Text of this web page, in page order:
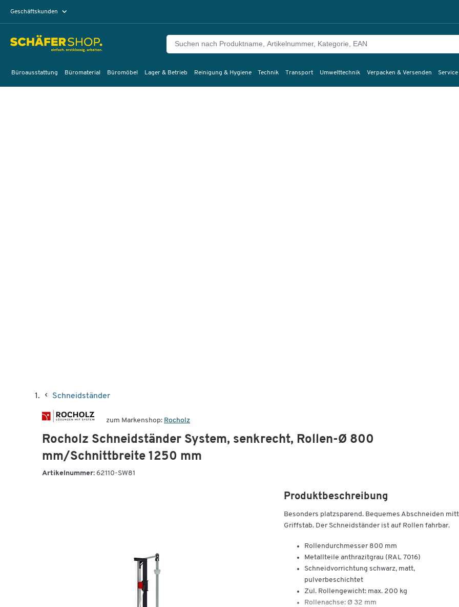
Geschäftskunden
Büroausstattung Büromaterial Büromöbel Lager & Betrieb Reinigung & Hygiene Technik Transport Umwelttechnik Verpacken & Versenden
Schneidständer
zum Markenshop: Rocholz
Rocholz Schneidständer System, senkrecht, Rollen-Ø 800
mm/Schnittbreite 1250 mm
Artikelnummer: 62110-SW81
Produktbeschreibung
Besonders platzsparend. Bequemes Abschneiden
Griffstab. Der Schneidständer ist auf Rollen fahrbar.
Rollendurchmesser 800 mm
Metallteile anthrazitgrau (RAL 7016)
Schneidvorrichtung schwarz, matt,
pulverbeschichtet
Zul. Rollengewicht: max. 200 kg
Rollenachse: Ø 32 mm